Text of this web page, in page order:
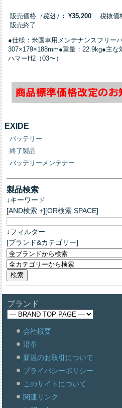
販売価格 （税込） : ¥35,200 税抜価
販売終了
●仕様：米国車用メンテナンスフリー
307×179×188mm●重量：22.9kg●主な
ハマーH2（03〜）
EXIDE
バッテリー
終了製品
バッテリーメンテナー
製品検索
↓キーワード
[AND検索 +][OR検索 SPACE]
↓フィルター
[ブランド&カテゴリー]
ブランド
会社概要
沿革
新規のお取引について
プライバシーポリシー
このサイトについて
関連リンク